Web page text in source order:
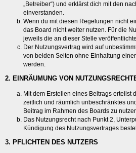
„Betreiber“) und erklärst dich mit den
einverstanden.
Wenn du mit diesen Regelungen nicht
das Board nicht weiter nutzen. Für die
jeweils die an dieser Stelle
Der Nutzungsvertrag wird auf
von beiden Seiten ohne Einhaltung
werden.
2. EINRÄUMUNG VON
Mit dem Erstellen eines Beitrags erteilst
zeitlich und räumlich unbeschränktes
Beitrag im Rahmen des Boards zu
Das Nutzungsrecht nach Punkt 2,
Kündigung des Nutzungsvertrages
3. PFLICHTEN DES NUTZERS